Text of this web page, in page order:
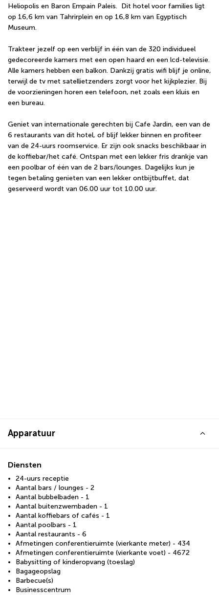
Heliopolis en Baron Empain Paleis.  Dit hotel voor families ligt
op 16,6 km van Tahrirplein en op 16,8 km van Egyptisch
Museum.
Trakteer jezelf op een verblijf in één van de 320 individueel
gedecoreerde kamers met een open haard en een lcd-televisie.
Alle kamers hebben een balkon. Dankzij gratis wifi blijf je online,
terwijl de tv met satellietzenders zorgt voor het kijkplezier. Bij
de voorzieningen horen een telefoon, net zoals een kluis en
een bureau.
Geniet van internationale gerechten bij Cafe Jardin, een van de
6 restaurants van dit hotel, of blijf lekker binnen en profiteer
van de 24-uurs roomservice. Er zijn ook snacks beschikbaar in
de koffiebar/het café. Ontspan met een lekker fris drankje van
een poolbar of één van de 2 bars/lounges. Dagelijks kun je
tegen betaling genieten van een lekker ontbijtbuffet, dat
geserveerd wordt van 06.00 uur tot 10.00 uur.
Apparatuur
Diensten
24-uurs receptie
Aantal bars / lounges - 2
Aantal bubbelbaden - 1
Aantal buitenzwembaden - 1
Aantal koffiebars of cafés - 1
Aantal poolbars - 1
Aantal restaurants - 6
Afmetingen conferentieruimte (vierkante meter) - 434
Afmetingen conferentieruimte (vierkante voet) - 4672
Babysitting of kinderopvang (toeslag)
Bagageopslag
Barbecue(s)
Businesscentrum